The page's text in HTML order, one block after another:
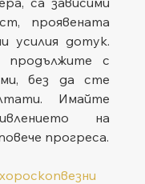
проявената
усилия дотук.
с
без да сте
Имайте
на